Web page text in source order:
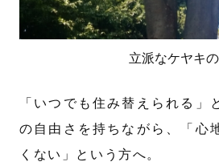
立派なケヤキ
「いつでも住み替えられる」
の自由さを持ちながら、「心
くない」という方へ。